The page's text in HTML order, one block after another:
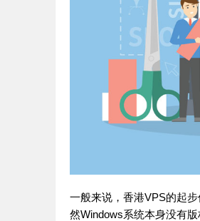
一般来说，香港VPS的起
然Windows系统本身没有